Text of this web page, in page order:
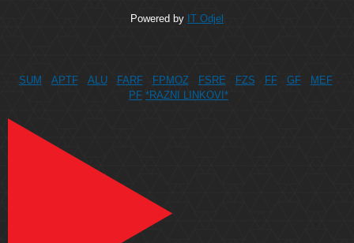
Powered by IT Odjel
SUM APTF ALU FARF FPMOZ FSRE FZS FF GF
MEF
PF *RAZNI LINKOVI*